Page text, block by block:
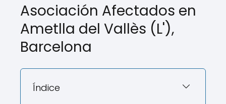
Asociación Afectados en
Ametlla del Vallès (L'),
Barcelona
Índice